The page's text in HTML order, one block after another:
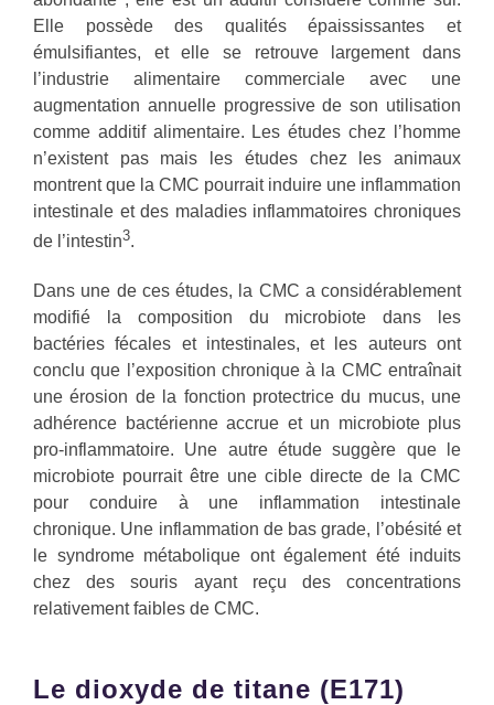
Elle possède des qualités épaississantes et
émulsifiantes, et elle se retrouve largement dans
l’industrie alimentaire commerciale avec une
augmentation annuelle progressive de son utilisation
comme additif alimentaire. Les études chez l’homme
n’existent pas mais les études chez les animaux
montrent que la CMC pourrait induire une inflammation
intestinale et des maladies inflammatoires chroniques
de l’intestin3.
Dans une de ces études, la CMC a considérablement
modifié la composition du microbiote dans les
bactéries fécales et intestinales, et les auteurs ont
conclu que l’exposition chronique à la CMC entraînait
une érosion de la fonction protectrice du mucus, une
adhérence bactérienne accrue et un microbiote plus
pro-inflammatoire. Une autre étude suggère que le
microbiote pourrait être une cible directe de la CMC
pour conduire à une inflammation intestinale
chronique. Une inflammation de bas grade, l’obésité et
le syndrome métabolique ont également été induits
chez des souris ayant reçu des concentrations
relativement faibles de CMC.
Le dioxyde de titane (E171)